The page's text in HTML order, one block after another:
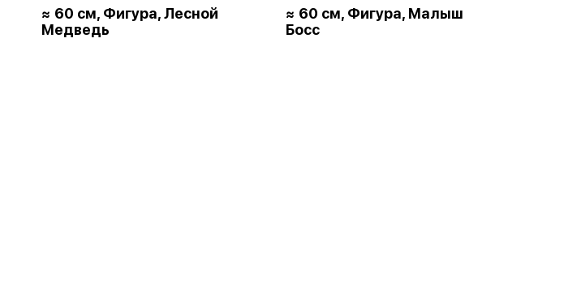
≈ 60 см, Фигура, Лесной
Медведь
≈ 60 см, Фигура, Малыш
Босс